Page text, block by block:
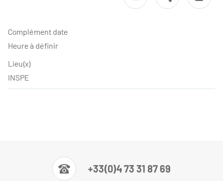
Complément date
Heure à définir
Lieu(x)
INSPE
+33(0)4 73 31 87 69